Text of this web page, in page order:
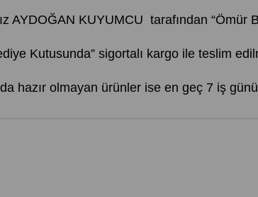
AYDOĞAN KUYUMCU tarafından “Ömür
Kutusunda” sigortalı kargo ile teslim
hazır olmayan ürünler ise en geç 7 iş